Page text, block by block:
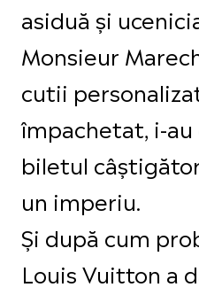
asiduă și
Monsieur
cutii
împachetat, i-
biletul
un imperiu.
Și după cum
Louis Vuitton a